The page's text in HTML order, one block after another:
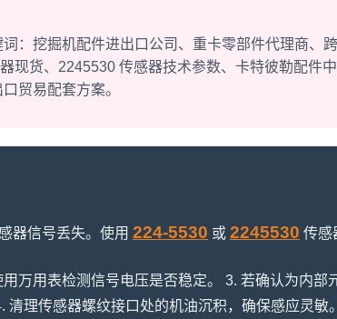
：挖掘机配件进出口公司、重卡零部件代理商、
现货、2245530 传感器技术参数、卡特彼勒配件中
贸易配套方案。
器信号丢失。使用 224-5530 或 2245530 传感
万用表检测信号电压是否稳定。 3. 若确认为内部
清理传感器螺纹接口处的机油沉积，确保感应灵敏。